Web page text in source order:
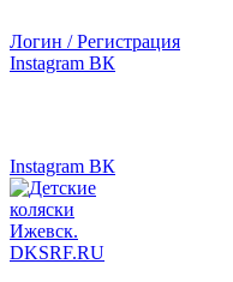
Логин / Регистрация
Instagram ВК
Instagram ВК